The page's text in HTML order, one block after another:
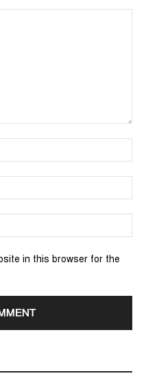
in this browser for the